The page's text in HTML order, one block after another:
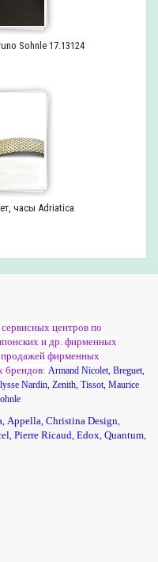
Sohnle 17.13124
часы Adriatica
центров по
и др. фирменных
продажей фирменных
брендов: Armand Nicolet Breguet
Nardin Zenith Tissot Maurice
Appella Christina Design
Pierre Ricaud Edox Quantum